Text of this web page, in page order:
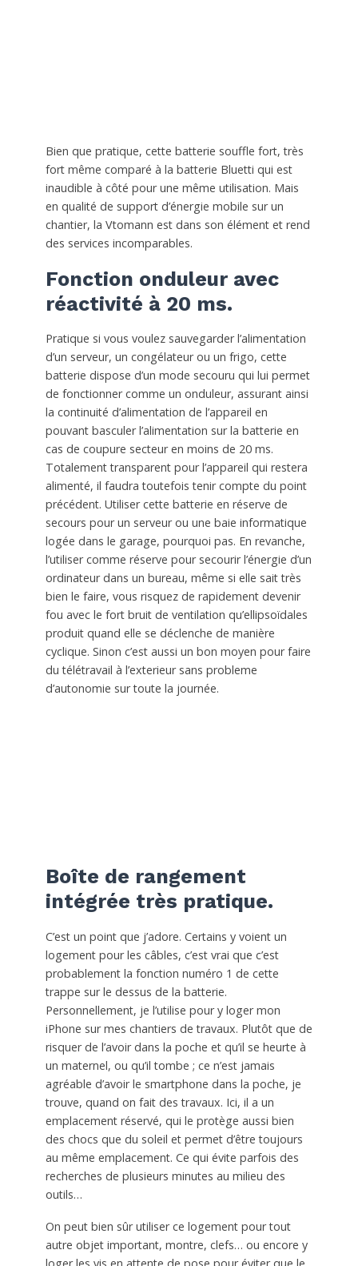
Bien que pratique, cette batterie souffle fort, très
fort même comparé à la batterie Bluetti qui est
inaudible à côté pour une même utilisation. Mais
en qualité de support d’énergie mobile sur un
chantier, la Vtomann est dans son élément et rend
des services incomparables.
Fonction onduleur avec
réactivité à 20 ms.
Pratique si vous voulez sauvegarder l’alimentation
d’un serveur, un congélateur ou un frigo, cette
batterie dispose d’un mode secouru qui lui permet
de fonctionner comme un onduleur, assurant ainsi
la continuité d’alimentation de l’appareil en
pouvant basculer l’alimentation sur la batterie en
cas de coupure secteur en moins de 20 ms.
Totalement transparent pour l’appareil qui restera
alimenté, il faudra toutefois tenir compte du point
précédent. Utiliser cette batterie en réserve de
secours pour un serveur ou une baie informatique
logée dans le garage, pourquoi pas. En revanche,
l’utiliser comme réserve pour secourir l’énergie d’un
ordinateur dans un bureau, même si elle sait très
bien le faire, vous risquez de rapidement devenir
fou avec le fort bruit de ventilation qu’ellipsoïdales
produit quand elle se déclenche de manière
cyclique. Sinon c’est aussi un bon moyen pour faire
du télétravail à l’exterieur sans probleme
d’autonomie sur toute la journée.
Boîte de rangement
intégrée très pratique.
C’est un point que j’adore. Certains y voient un
logement pour les câbles, c’est vrai que c’est
probablement la fonction numéro 1 de cette
trappe sur le dessus de la batterie.
Personnellement, je l’utilise pour y loger mon
iPhone sur mes chantiers de travaux. Plutôt que de
risquer de l’avoir dans la poche et qu’il se heurte à
un maternel, ou qu’il tombe ; ce n’est jamais
agréable d’avoir le smartphone dans la poche, je
trouve, quand on fait des travaux. Ici, il a un
emplacement réservé, qui le protège aussi bien
des chocs que du soleil et permet d’être toujours
au même emplacement. Ce qui évite parfois des
recherches de plusieurs minutes au milieu des
outils…
On peut bien sûr utiliser ce logement pour tout
autre objet important, montre, clefs… ou encore y